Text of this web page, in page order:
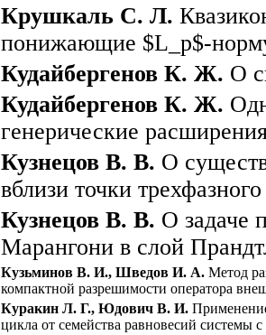
Крушкаль С. Л.
понижающие $L_p$-
Кудайбергенов К. Ж. О
Кудайбергенов К. Ж.
генерические
Кузнецов В. В. О
вблизи точки
Кузнецов В. В. О задаче
Марангони в слой
Кузьминов В. И., Шведов И. А. Метод
компактной разрешимости оператора
Куракин Л. Г., Юдович В. И.
цикла от семейства равновесий системы